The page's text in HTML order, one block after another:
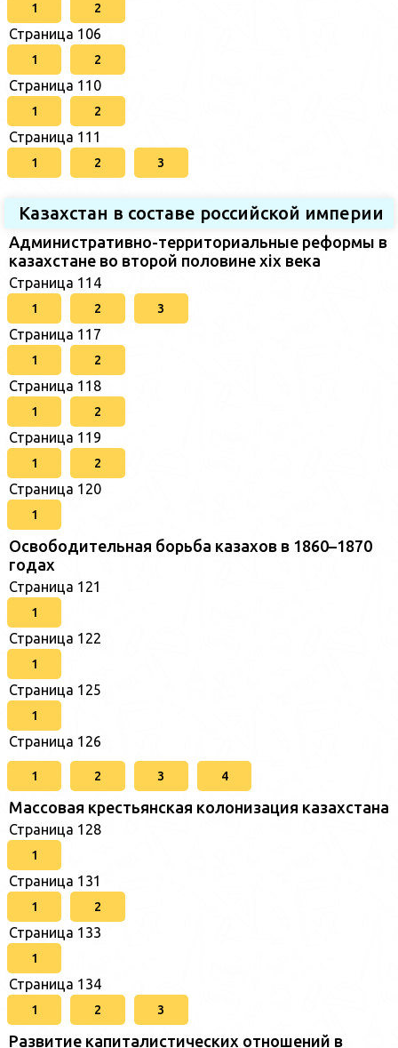
1 2
Страница 106
1 2
Страница 110
1 2
Страница 111
1 2 3
Казахстан в составе российской империи
Административно-территориальные реформы в
казахстане во второй половине xix века
Страница 114
1 2 3
Страница 117
1 2
Страница 118
1 2
Страница 119
1 2
Страница 120
1
Освободительная борьба казахов в 1860–1870
годах
Страница 121
1
Страница 122
1
Страница 125
1
Страница 126
1 2 3 4
Массовая крестьянская колонизация казахстана
Страница 128
1
Страница 131
1 2
Страница 133
1
Страница 134
1 2 3
Развитие капиталистических отношений в